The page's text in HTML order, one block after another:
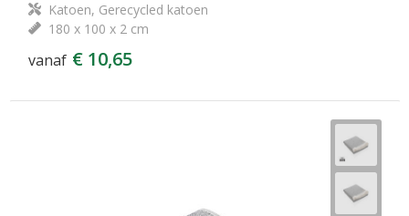
Katoen, Gerecycled katoen
180 x 100 x 2 cm
vanaf € 10,65